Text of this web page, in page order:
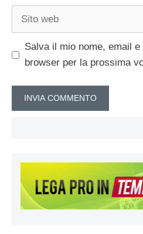
Sito
Salva il mio nome, email
browser per la prossima